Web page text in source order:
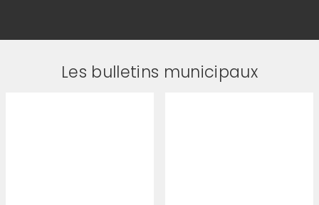
Les bulletins municipaux